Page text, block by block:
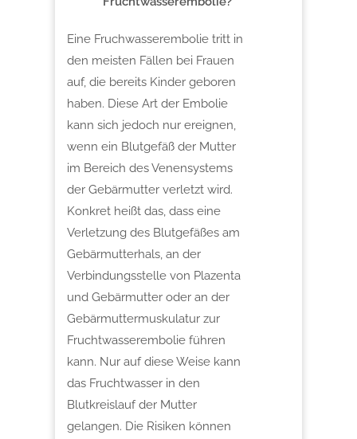
Eine Fruchwasserembolie tritt in
den meisten Fällen bei Frauen
auf, die bereits Kinder geboren
haben. Diese Art der Embolie
kann sich jedoch nur ereignen,
wenn ein Blutgefäß der Mutter
im Bereich des Venensystems
der Gebärmutter verletzt wird.
Konkret heißt das, dass eine
Verletzung des Blutgefäßes am
Gebärmutterhals, an der
Verbindungsstelle von Plazenta
und Gebärmutter oder an der
Gebärmuttermuskulatur zur
Fruchtwasserembolie führen
kann. Nur auf diese Weise kann
das Fruchtwasser in den
Blutkreislauf der Mutter
gelangen. Die Risiken können